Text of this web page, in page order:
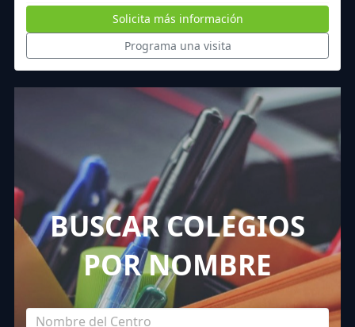
Solicita más información
Programa una visita
BUSCAR COLEGIOS
POR NOMBRE